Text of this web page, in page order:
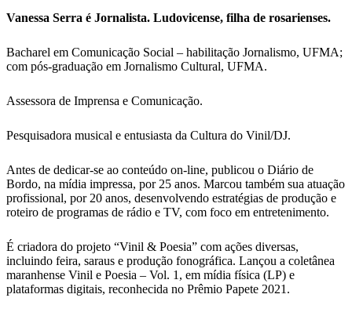
Vanessa Serra é Jornalista. Ludovicense, filha de rosarienses.
Bacharel em Comunicação Social – habilitação Jornalismo, UFMA;
com pós-graduação em Jornalismo Cultural, UFMA.
Assessora de Imprensa e Comunicação.
Pesquisadora musical e entusiasta da Cultura do Vinil/DJ.
Antes de dedicar-se ao conteúdo on-line, publicou o Diário de
Bordo, na mídia impressa, por 25 anos. Marcou também sua atuação
profissional, por 20 anos, desenvolvendo estratégias de produção e
roteiro de programas de rádio e TV, com foco em entretenimento.
É criadora do projeto “Vinil & Poesia” com ações diversas,
incluindo feira, saraus e produção fonográfica. Lançou a coletânea
maranhense Vinil e Poesia – Vol. 1, em mídia física (LP) e
plataformas digitais, reconhecida no Prêmio Papete 2021.